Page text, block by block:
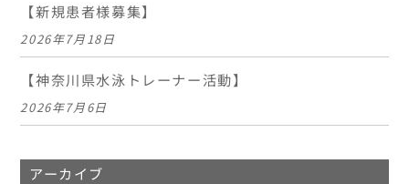
【新規患者様募集】
2026年7月18日
【神奈川県水泳トレーナー活動】
2026年7月6日
アーカイブ